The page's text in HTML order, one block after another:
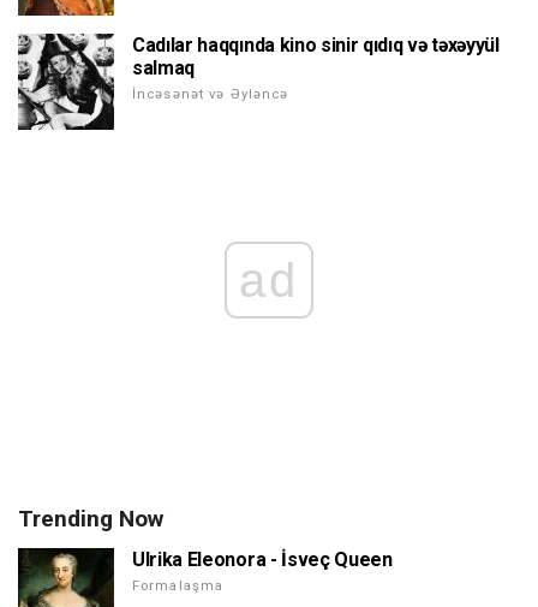
Cadılar haqqında kino sinir qıdıq və təxəyyül
salmaq
İncəsənət və Əyləncə
ad
Trending Now
Ulrika Eleonora - İsveç Queen
Formalaşma